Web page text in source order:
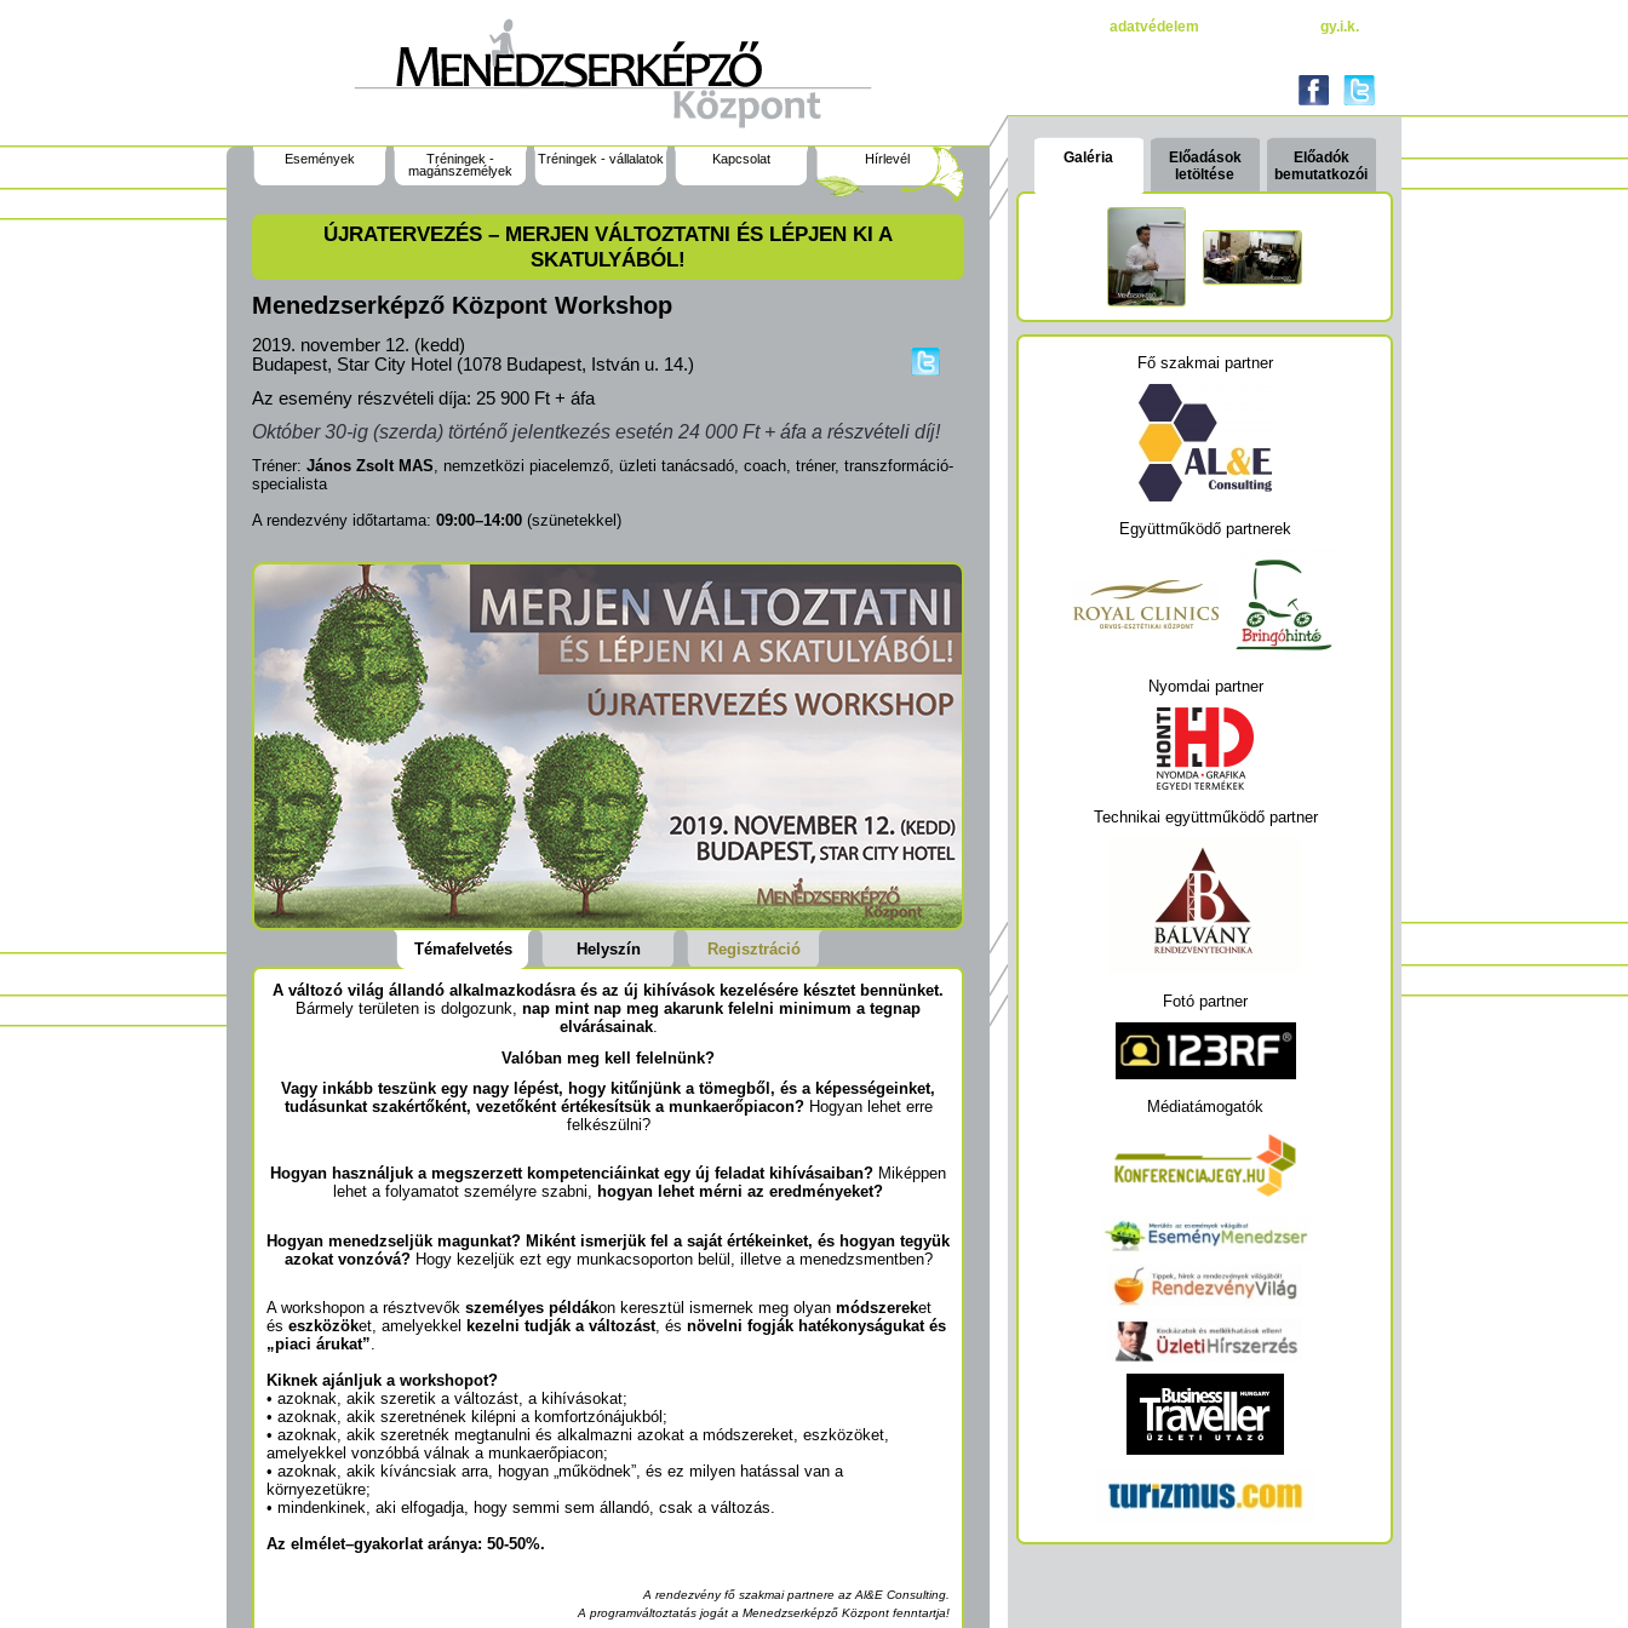
adatvédelem gy.i.k.
Galéria
Előadások
letöltése
Előadók
bemutatkozói
Fő szakmai partner
Együttműködő partnerek
Nyomdai partner
Technikai együttműködő partner
Fotó partner
Médiatámogatók
Események
Tréningek -
magánszemélyek
Tréningek - vállalatok Kapcsolat Hírlevél
ÚJRATERVEZÉS – MERJEN VÁLTOZTATNI ÉS LÉPJEN KI A
SKATULYÁBÓL!
Menedzserképző Központ Workshop
2019. november 12. (kedd)
Budapest, Star City Hotel (1078 Budapest, István u. 14.)
Az esemény részvételi díja: 25 900 Ft + áfa
Október 30-ig (szerda) történő jelentkezés esetén 24 000 Ft + áfa a részvételi díj!
Tréner: János Zsolt MAS , nemzetközi piacelemző, üzleti tanácsadó, coach, tréner, transzformáció-
specialista
A rendezvény időtartama: 09:00–14:00 (szünetekkel)
Témafelvetés Helyszín Regisztráció
A változó világ állandó alkalmazkodásra és az új kihívások kezelésére késztet bennünket.
Bármely területen is dolgozunk, nap mint nap meg akarunk felelni minimum a tegnap
elvárásainak.
Valóban meg kell felelnünk?
Vagy inkább teszünk egy nagy lépést, hogy kitűnjünk a tömegből, és a képességeinket,
tudásunkat szakértőként, vezetőként értékesítsük a munkaerőpiacon?Hogyan lehet erre
felkészülni?
Hogyan használjuk a megszerzett kompetenciáinkat egy új feladat kihívásaiban? Miképpen
lehet a folyamatot személyre szabni, hogyan lehet mérni az eredményeket?
Hogyan menedzseljük magunkat? Miként ismerjük fel a saját értékeinket, és hogyan tegyük
azokat vonzóvá?Hogy kezeljük ezt egy munkacsoporton belül, illetve a menedzsmentben?
A workshopon a résztvevők személyes példákon keresztül ismernek meg olyan módszereket
és eszközöket, amelyekkel kezelni tudják a változást, és növelni fogják hatékonyságukat és
„piaci árukat”.
Kiknek ajánljuk a workshopot?
• azoknak, akik szeretik a változást, a kihívásokat;
• azoknak, akik szeretnének kilépni a komfortzónájukból;
• azoknak, akik szeretnék megtanulni és alkalmazni azokat a módszereket, eszközöket,
amelyekkel vonzóbbá válnak a munkaerőpiacon;
• azoknak, akik kíváncsiak arra, hogyan „működnek”, és ez milyen hatással van a
környezetükre;
• mindenkinek, aki elfogadja, hogy semmi sem állandó, csak a változás.
Az elmélet–gyakorlat aránya: 50-50%.
A rendezvény fő szakmai partnere az Al&E Consulting.
A programváltoztatás jogát a Menedzserképző Központ fenntartja!